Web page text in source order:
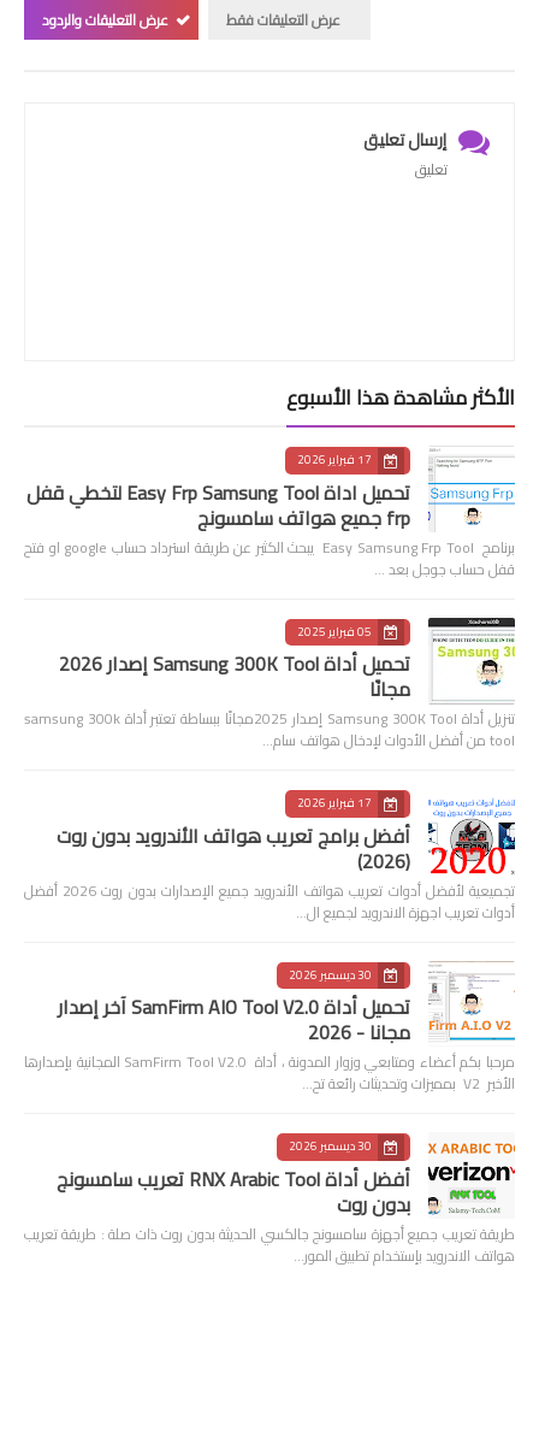
عرض التعليقات فقط عرض التعليقات والردود
إرسال تعليق
تعليق
الأكثر مشاهدة هذا الأسبوع
17 فبراير 2026
تحميل اداة Easy Frp Samsung Tool لتخطي قفل
frp جميع هواتف سامسونج
برنامج Easy Samsung Frp Tool يبحث الكثير عن طريقة استرداد حساب google او فتح
قفل حساب جوجل بعد …
05 فبراير 2025
تحميل أداة Samsung 300K Tool إصدار 2026
مجانًا
تنزيل أداة Samsung 300K Tool إصدار 2025مجانًا ببساطة تعتبر أداة samsung 300k
tool من أفضل الأدوات لإدخال هواتف سام…
17 فبراير 2026
أفضل برامج تعريب هواتف الأندرويد بدون روت
(2026)
تجميعية لأفضل أدوات تعريب هواتف الأندرويد جميع الإصدارات بدون روت 2026 أفضل
أدوات تعريب اجهزة الاندرويد لجميع ال…
30 ديسمبر 2026
تحميل أداة SamFirm AIO Tool V2.0 آخر إصدار
مجانا - 2026
مرحبا بكم أعضاء ومتابعي وزوار المدونة ، أداة SamFirm Tool V2.0 المجانية بإصدارها
الأخير V2 بمميزات وتحديثات رائعة تح…
30 ديسمبر 2026
أفضل أداة RNX Arabic Tool تعريب سامسونج
بدون روت
طريقة تعريب جميع أجهزة سامسونج جالكسي الحديثة بدون روت ذات صلة : طريقة تعريب
هواتف الاندرويد بإستخدام تطبيق المور…